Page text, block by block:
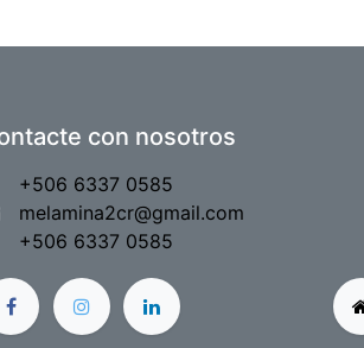
con nosotros
+506 6337 0585
melamina2cr@gmail.com
+506 6337 0585